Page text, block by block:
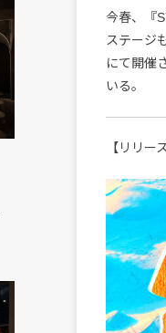
今春、『
ステージ
にて開催
いる。
【リリー